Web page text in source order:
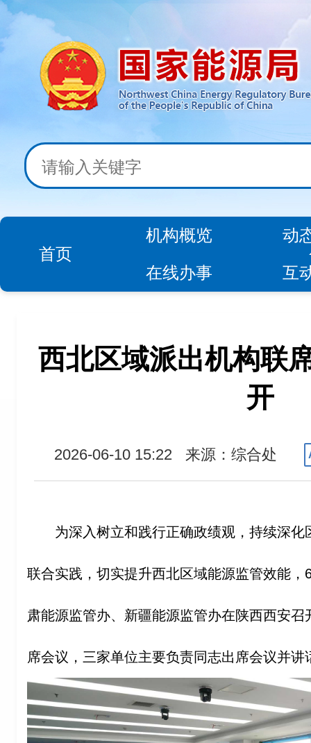
首页
机构概览
动
在线办事
互
西北区域派出机构联
开
2026-06-10 15:22 来源：综合处
为深入树立和践行正确政绩观，持续深
联合实践，切实提升西北区域能源监管效能
肃能源监管办、新疆能源监管办在陕西西安
席会议，三家单位主要负责同志出席会议并讲